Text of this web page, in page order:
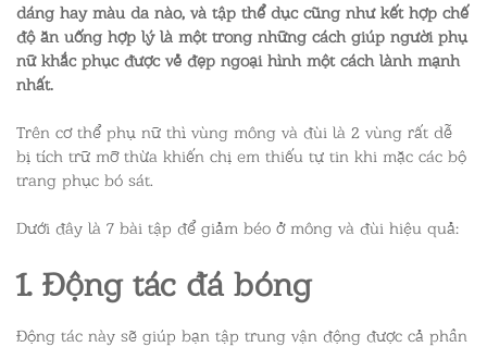
dáng hay màu da nào, và tập thể dục cũng như kết hợp chế
độ ăn uống hợp lý là một trong những cách giúp người phụ
nữ khắc phục được vẻ đẹp ngoại hình một cách lành mạnh
nhất.
Trên cơ thể phụ nữ thì vùng mông và đùi là 2 vùng rất dễ
bị tích trữ mỡ thừa khiến chị em thiếu tự tin khi mặc các bộ
trang phục bó sát.
Dưới đây là 7 bài tập để giảm béo ở mông và đùi hiệu quả:
1. Động tác đá bóng
Động tác này sẽ giúp bạn tập trung vận động được cả phần